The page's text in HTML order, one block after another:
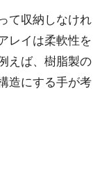
て収納しなけれ
レイは柔軟性を
えば、樹脂製の
造にする手が考